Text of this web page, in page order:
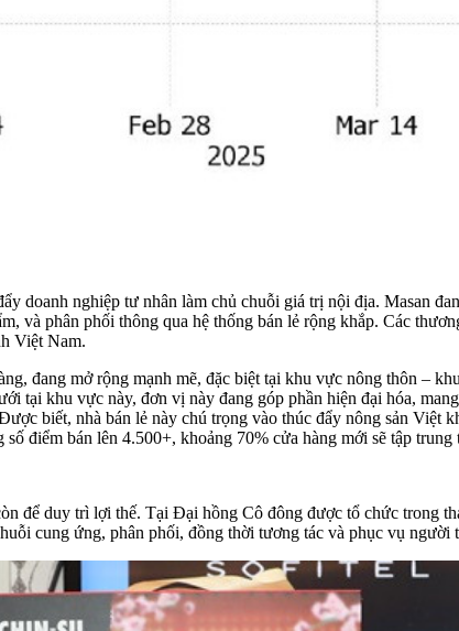
doanh nghiệp tư nhân làm chủ chuỗi giá trị nội địa. Masan
và phân phối thông qua hệ thống bán lẻ rộng khắp. Các
Việt Nam.
đang mở rộng mạnh mẽ, đặc biệt tại khu vực nông thôn –
tại khu vực này, đơn vị này đang góp phần hiện đại hóa,
biết, nhà bán lẻ này chú trọng vào thúc đẩy nông sản Việt
điểm bán lên 4.500+, khoảng 70% cửa hàng mới sẽ tập
để duy trì lợi thế. Tại Đại hồng Cô đông được tổ chức trong
cung ứng, phân phối, đồng thời tương tác và phục vụ người